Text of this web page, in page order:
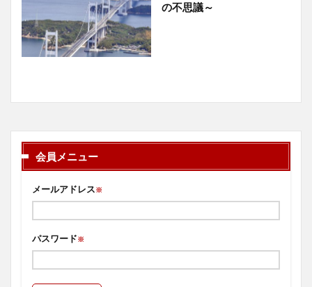
の不思議～
会員メニュー
メールアドレス※
パスワード※